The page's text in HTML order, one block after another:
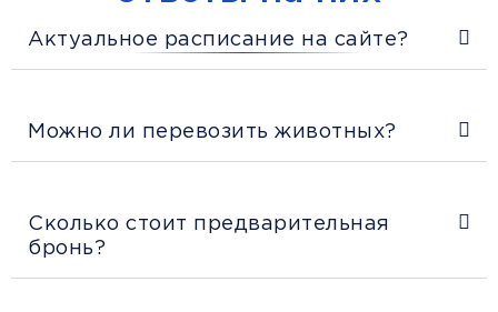
Актуальное расписание на сайте?
Можно ли перевозить животных?
Сколько стоит предварительная
бронь?